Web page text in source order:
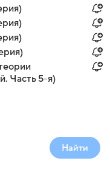
Часть 5-я)
Найти